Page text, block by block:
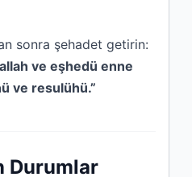
sonra şehadet getirin:
ve eşhedü enne
ve resulühü.”
Durumlar